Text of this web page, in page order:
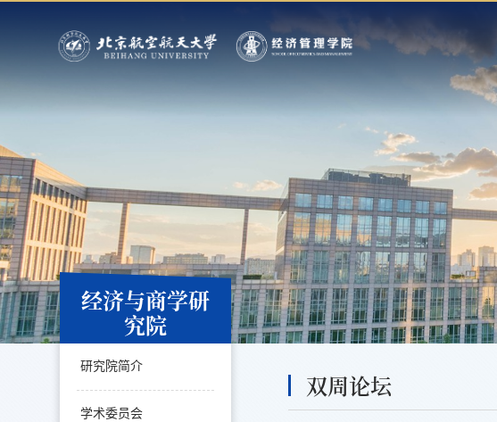
经济与商学研
究院
研究院简介
学术委员会
双周论坛